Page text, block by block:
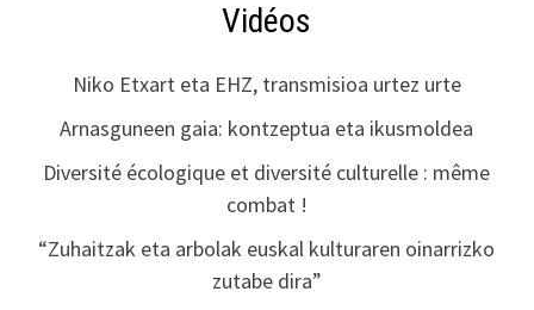
Vidéos
Niko Etxart eta EHZ, transmisioa urtez urte
Arnasguneen gaia: kontzeptua eta ikusmoldea
Diversité écologique et diversité culturelle : même
combat !
“Zuhaitzak eta arbolak euskal kulturaren oinarrizko
zutabe dira”